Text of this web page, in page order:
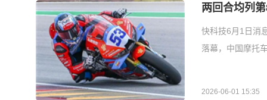
两回合均列
快科技6月1日消
落幕，中国摩托
2026-06-01 15:35